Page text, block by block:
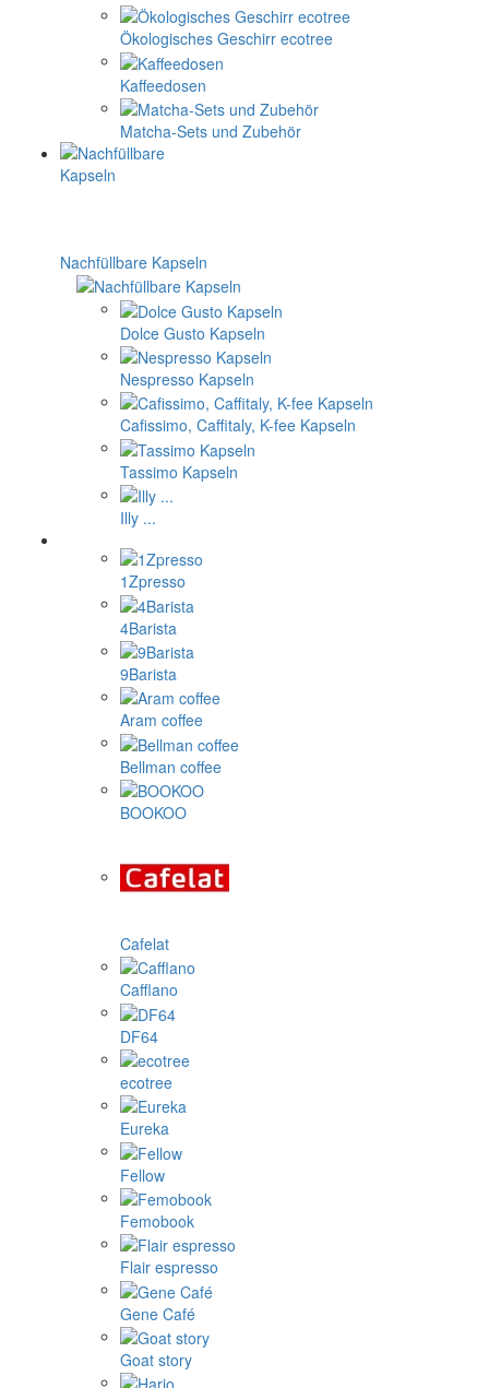
Ökologisches Geschirr ecotree
Kaffeedosen
Matcha-Sets und Zubehör
Nachfüllbare Kapseln
Dolce Gusto Kapseln
Nespresso Kapseln
Cafissimo, Caffitaly, K-fee Kapseln
Tassimo Kapseln
Illy ...
1Zpresso
4Barista
9Barista
Aram coffee
Bellman coffee
BOOKOO
Cafelat
Cafflano
DF64
ecotree
Eureka
Fellow
Femobook
Flair espresso
Gene Café
Goat story